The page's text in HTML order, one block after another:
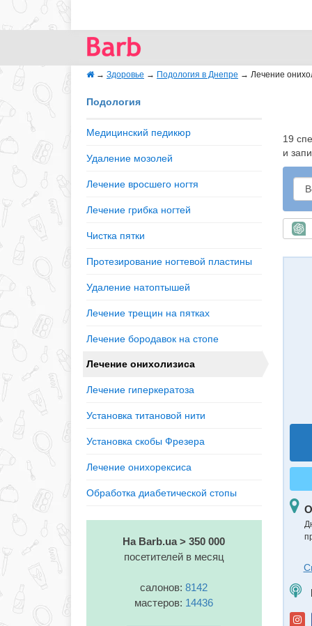
→ Здоровье → Подология в Днепре → Лечение
19
и
Подология
Медицинский педикюр
Удаление мозолей
Лечение вросшего ногтя
Лечение грибка ногтей
Чистка пятки
Протезирование ногтевой пластины
Удаление натоптышей
Лечение трещин на пятках
Лечение бородавок на стопе
Лечение онихолизиса
Лечение гиперкератоза
Установка титановой нити
Установка скобы Фрезера
Лечение онихорексиса
Обработка диабетической стопы
На Barb.ua > 350 000
посетителей в месяц
салонов:8142
мастеров: 14436